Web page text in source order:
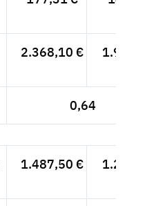
2.368,10 €
1.990,-
0,64
1.487,50 €
1.250,-